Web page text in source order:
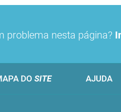
problema nesta página?
DO SITE AJUDA